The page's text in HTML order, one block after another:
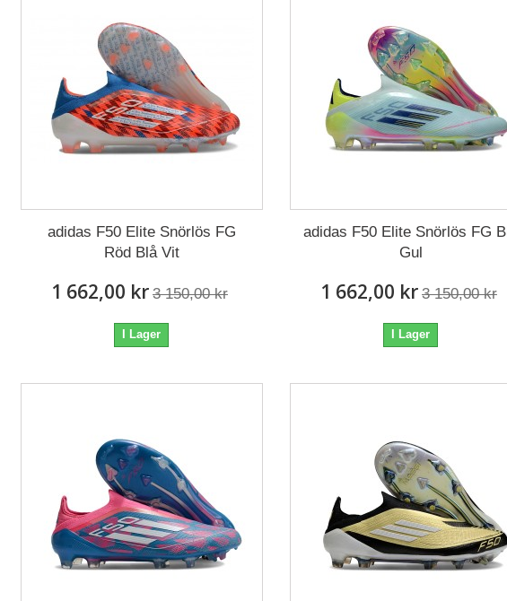
adidas F50 Elite Snörlös FG
Röd Blå Vit
1 662,00 kr 3 150,00 kr
I Lager
adidas F50 Elite Snörlös FG
Gul
1 662,00 kr 3 150,00 kr
I Lager